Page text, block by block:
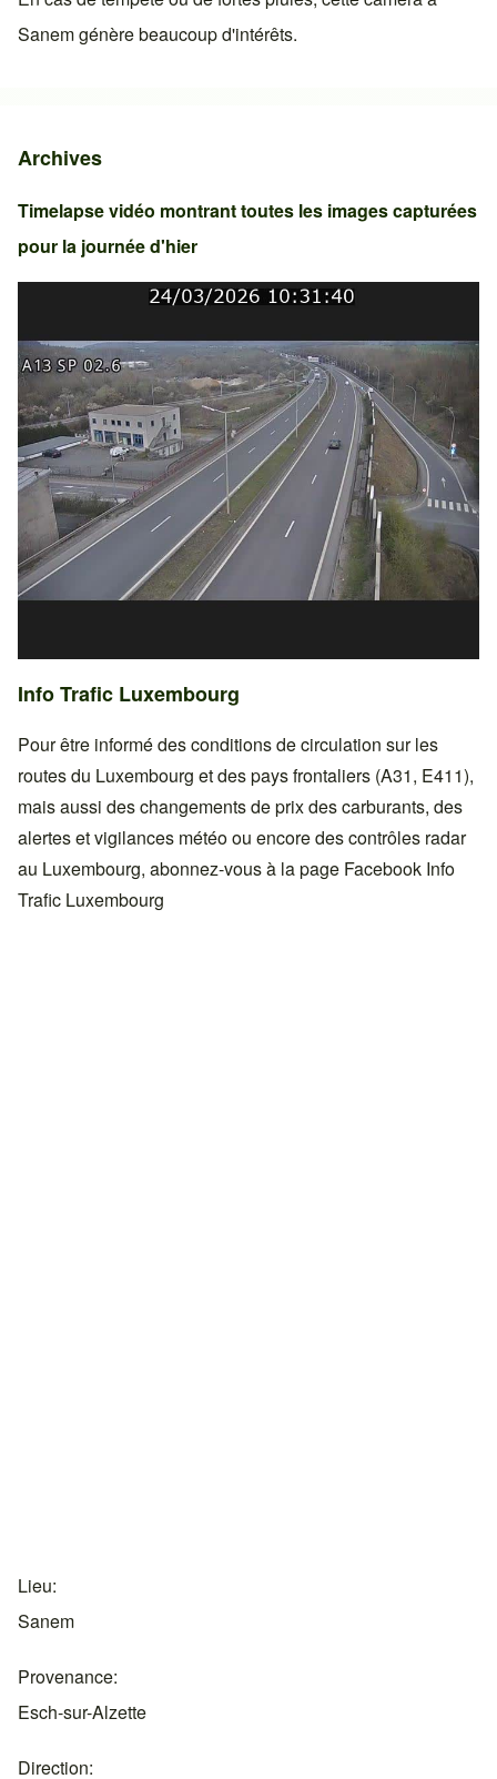
Sanemgénère beaucoup d'intérêts.
Archives
Timelapse vidéo montrant toutes les images capturées
pour la journée d'hier
Info Trafic Luxembourg
Pour être informé des conditions de circulation sur les
routes du Luxembourg et des pays frontaliers (A31, E411),
mais aussi des changements de prix des carburants, des
alertes et vigilances météo ou encore des contrôles radar
au Luxembourg, abonnez-vous à la page Facebook Info
Trafic Luxembourg
Lieu
Sanem
Provenance
Esch-sur-Alzette
Direction